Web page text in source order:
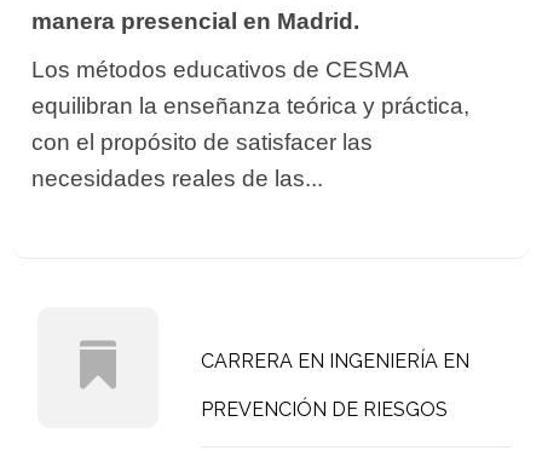
manera presencial en Madrid.
Los métodos educativos de CESMA
equilibran la enseñanza teórica y práctica,
con el propósito de satisfacer las
necesidades reales de las...
CARRERA EN INGENIERÍA EN
PREVENCIÓN DE RIESGOS